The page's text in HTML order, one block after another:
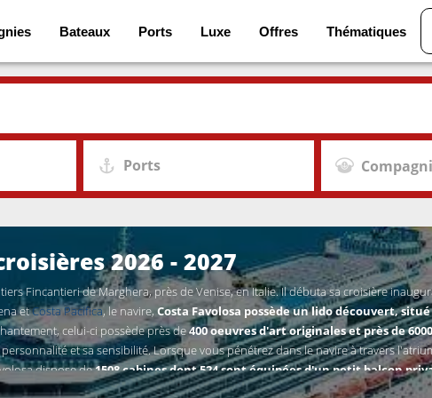
Bateaux Ports Luxe Offres Thématiques
Ports
2026 - 2027
Fincantieri de Marghera, près de Venise, en Italie. Il débuta sa croisière
etCosta Pacifica, le navire, Costa Favolosa possède un lido découvert,
celui-ci possède près de400 oeuvres d'art originales et près de
et sa sensibilité. Lorsque vous pénétrez dans le navire à travers
dispose de1508 cabines dont 524 sont équipées d'un petit balcon
une superficie allant de 14 à 43 m² et sont déclinées en quatre catégories